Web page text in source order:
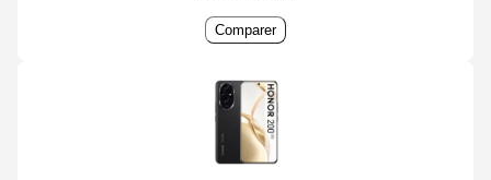
Comparer